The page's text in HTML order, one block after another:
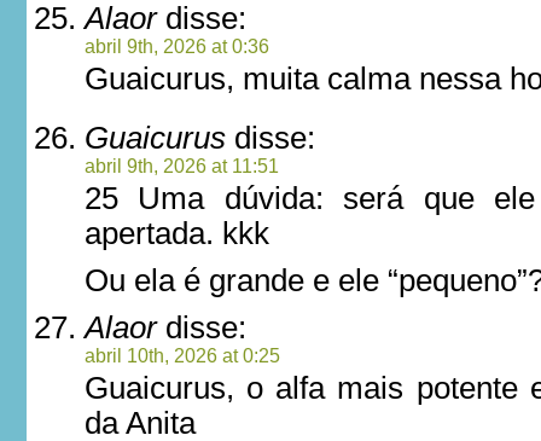
Alaordisse:
abril 9th, 2026 at 0:36
Guaicurus, muita calma nessa
Guaicurus disse:
abril 9th, 2026 at 11:51
25 Uma dúvida: será que
apertada. kkk
Ou ela é grande e ele
Alaordisse:
abril 10th, 2026 at 0:25
Guaicurus, o alfa mais potente
da Anita